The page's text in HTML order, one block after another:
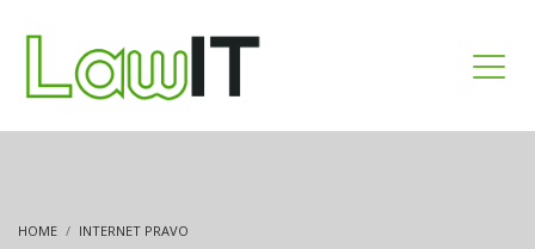
HOME
INTERNET PRAVO